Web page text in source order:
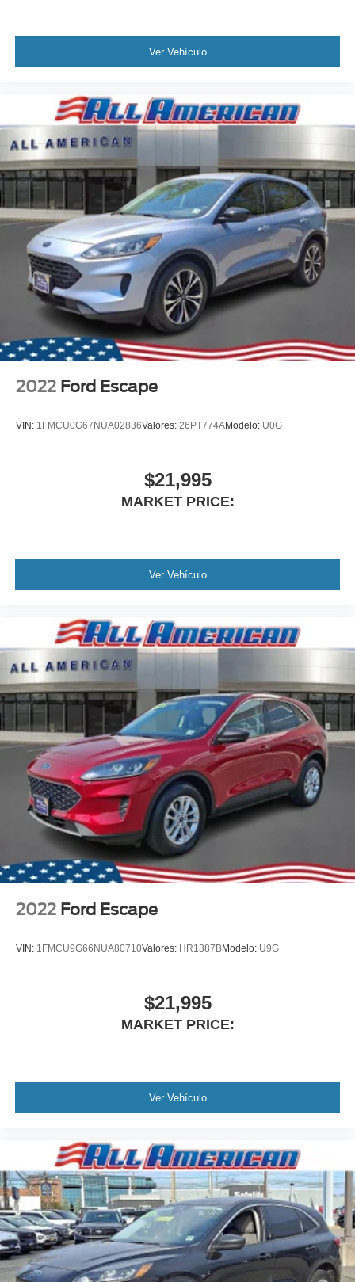
Ver Vehículo
2022 Ford Escape
VIN: 1FMCU0G67NUA02836Valores: 26PT774AModelo: U0G
$21,995
MARKET PRICE:
Ver Vehículo
2022 Ford Escape
VIN: 1FMCU9G66NUA80710Valores: HR1387BModelo: U9G
$21,995
MARKET PRICE:
Ver Vehículo